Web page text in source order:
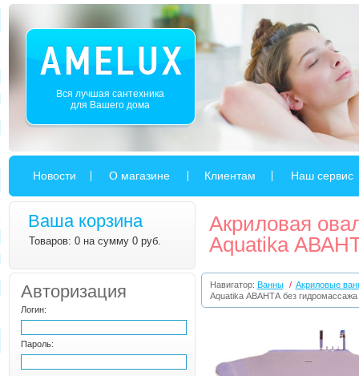
Вся лучшая сантехника
для Вашего дома
Новости О магазине Клиентам Наш сервис
Ваша корзина
Товаров: 0 на сумму 0 руб.
Авторизация
Логин:
Пароль:
Акриловая
Aquatika
Навигатор: Ванны / Акриловые
Aquatika АВАНТА без гидромассажа